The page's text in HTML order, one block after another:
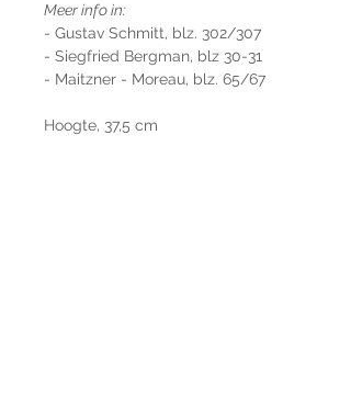
Meer info in:
- Gustav Schmitt, blz. 302/307
- Siegfried Bergman, blz 30-31
- Maitzner - Moreau, blz. 65/67
Hoogte, 37,5 cm